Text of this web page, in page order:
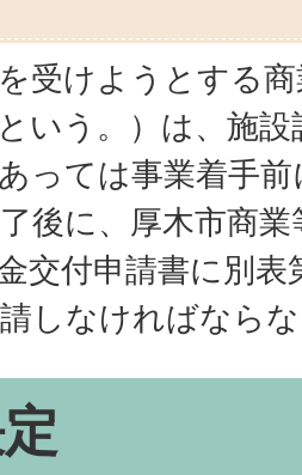
受けようとする
いう。）は、施
っては事業着手
後に、厚木市商
交付申請書に別
しなければなら